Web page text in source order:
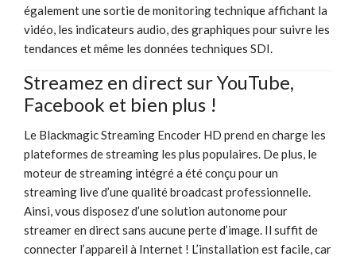
également une sortie de monitoring technique affichant la
vidéo, les indicateurs audio, des graphiques pour suivre les
tendances et même les données techniques SDI.
Streamez en direct surYouTube,
Facebook et bien plus !
Le Blackmagic Streaming Encoder HD prend en charge les
plateformes de streaming les plus populaires. De plus, le
moteur de streaming intégré a été conçu pour un
streaming live d’une qualité broadcast professionnelle.
Ainsi, vous disposez d’une solution autonome pour
streamer en direct sans aucune perte d’image. Il suffit de
connecter l’appareil à Internet ! L’installation est facile, car